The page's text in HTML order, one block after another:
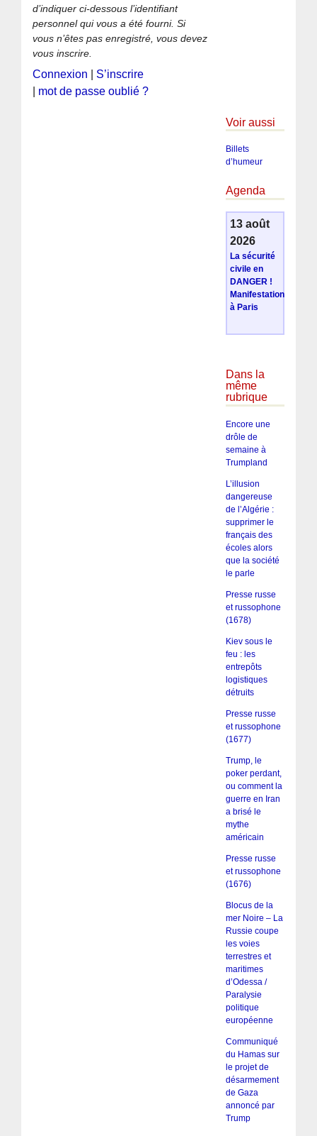
d’indiquer ci-dessous l’identifiant
personnel qui vous a été fourni. Si
vous n’êtes pas enregistré, vous devez
vous inscrire.
Connexion
S’inscrire
mot de passe oublié ?
Voir aussi
Billets
d’humeur
Agenda
13 août
2026
La sécurité
civile en
DANGER !
Manifestation
à Paris
Dans la
même
rubrique
Encore une
drôle de
semaine à
Trumpland
L’illusion
dangereuse
de l’Algérie :
supprimer le
français des
écoles alors
que la société
le parle
Presse russe
et russophone
(1678)
Kiev sous le
feu : les
entrepôts
logistiques
détruits
Presse russe
et russophone
(1677)
Trump, le
poker perdant,
ou comment la
guerre en Iran
a brisé le
mythe
américain
Presse russe
et russophone
(1676)
Blocus de la
mer Noire – La
Russie coupe
les voies
terrestres et
maritimes
d’Odessa /
Paralysie
politique
européenne
Communiqué
du Hamas sur
le projet de
désarmement
de Gaza
annoncé par
Trump